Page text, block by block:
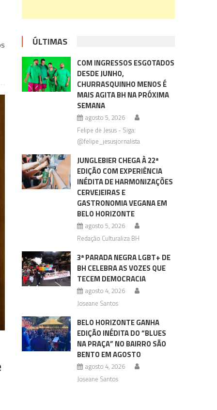
ÚLTIMAS
COM INGRESSOS ESGOTADOS
DESDE JUNHO,
CHURRASQUINHO MENOS É
MAIS AGITA BH NA PRÓXIMA
SEMANA
agosto 5, 2026
Felipe de Jesus - Siga:
@felipe_jesusjornalista
JUNGLEBIER CHEGA À 22ª
EDIÇÃO COM EXPERIÊNCIA
INÉDITA DE HARMONIZAÇÕES
CERVEJEIRAS E
GASTRONOMIA VEGANA EM
BELO HORIZONTE
agosto 5, 2026
Redação Culturaliza BH
3ª PARADA NEGRA LGBT+ DE
BH CELEBRA AS VOZES QUE
TECEM DEMOCRACIA
agosto 4, 2026
Joseane Santos
BELO HORIZONTE GANHA
EDIÇÃO INÉDITA DO “BLUES
NA PRAÇA” NO BAIRRO SÃO
BENTO EM AGOSTO
agosto 4, 2026
Joseane Santos